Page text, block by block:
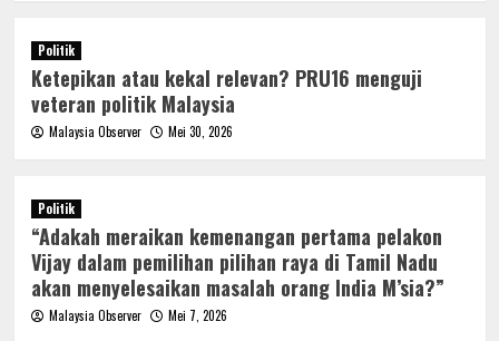
Politik
Ketepikan atau kekal relevan? PRU16 menguji
veteran politik Malaysia
Malaysia Observer Mei 30, 2026
Politik
“Adakah meraikan kemenangan pertama pelakon
Vijay dalam pemilihan pilihan raya di Tamil Nadu
akan menyelesaikan masalah orang India M’sia?”
Malaysia Observer Mei 7, 2026